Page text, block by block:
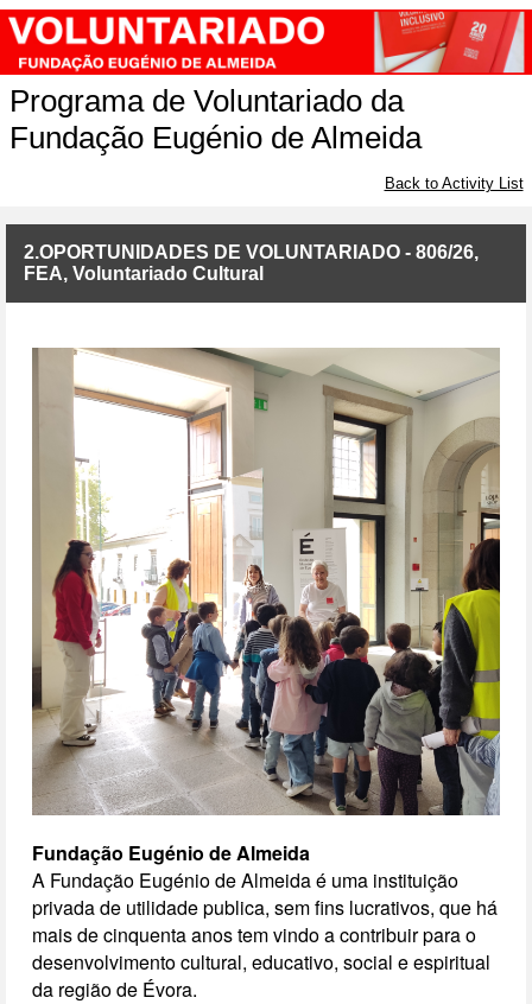
Programa de Voluntariado da
Fundação Eugénio de Almeida
Back to Activity List
2.OPORTUNIDADES DE VOLUNTARIADO - 806/26,
FEA, Voluntariado Cultural
Fundação Eugénio de Almeida
A Fundação Eugénio de Almeida é uma instituição
privada de utilidade publica, sem fins lucrativos, que há
mais de cinquenta anos tem vindo a contribuir para o
desenvolvimento cultural, educativo, social e espiritual
da região de Évora.